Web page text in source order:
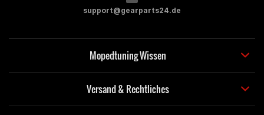
support@gearparts24.de
Mopedtuning Wissen
Versand & Rechtliches